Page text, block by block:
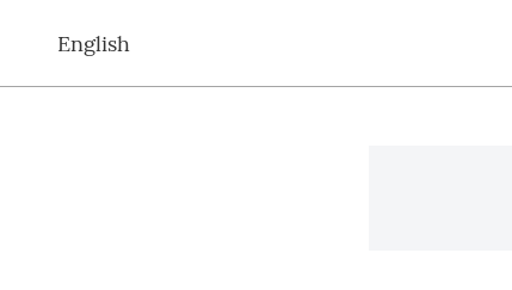
English